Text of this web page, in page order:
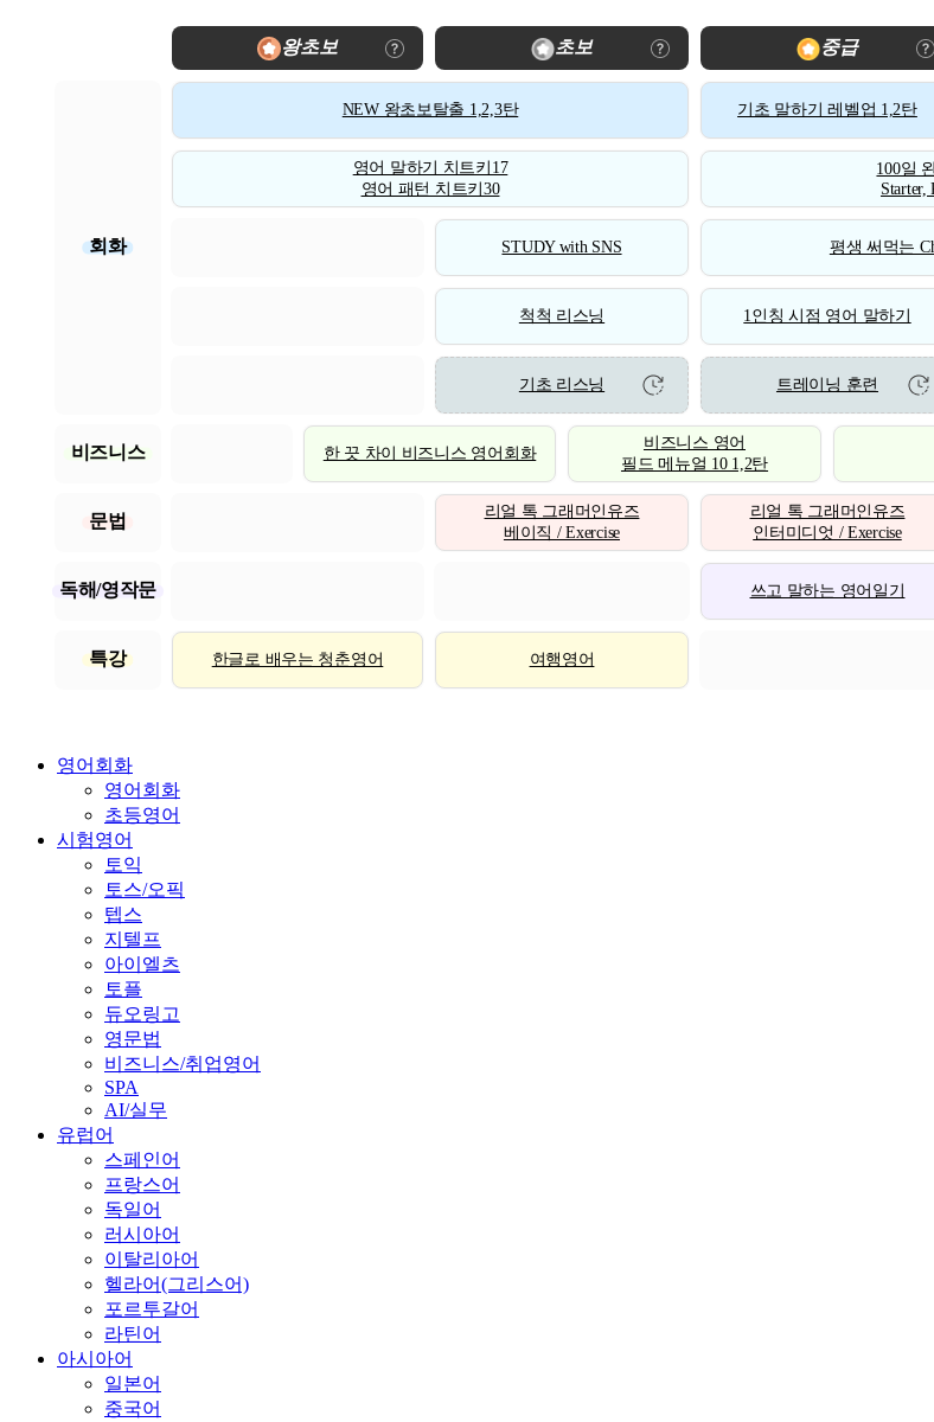
왕초보 초보 중급
회화
NEW 왕초보탈출 1,2,3탄 기초 말하기 레벨업 1,2탄
영어 말하기 치트키17
영어 패턴 치트키30
100일
Starter,
STUDY with SNS 평생 써먹는
척척 리스닝 1인칭 시점 영어 말하기
기초 리스닝 트레이닝 훈련
비즈니스 한 끗 차이 비즈니스 영어회화
비즈니스 영어
필드 메뉴얼 10 1,2탄
문법
리얼 톡 그래머인유즈
베이직 / Exercise
리얼 톡 그래머인유즈
인터미디엇 / Exercise
독해/영작문 쓰고 말하는 영어일기
특강 한글로 배우는 청춘영어 여행영어
영어회화
영어회화
초등영어
시험영어
토익
토스/오픽
텝스
지텔프
아이엘츠
토플
듀오링고
영문법
비즈니스/취업영어
SPA
AI/실무
유럽어
스페인어
프랑스어
독일어
러시아어
이탈리아어
헬라어(그리스어)
포르투갈어
라틴어
아시아어
일본어
중국어